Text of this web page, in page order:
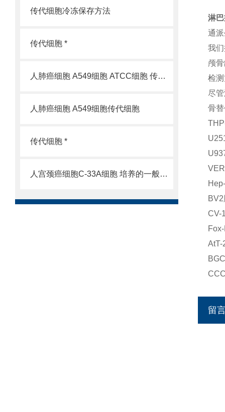
传代细胞冷冻保存方法
传代细胞 *
人肺癌细胞 A549细胞 ATCC细胞 传代细胞
人肺癌细胞 A549细胞传代细胞
传代细胞 *
人宫颈癌细胞C-33A细胞 培养的一般过程
淋
通
我
颅
检
尽
骨
留